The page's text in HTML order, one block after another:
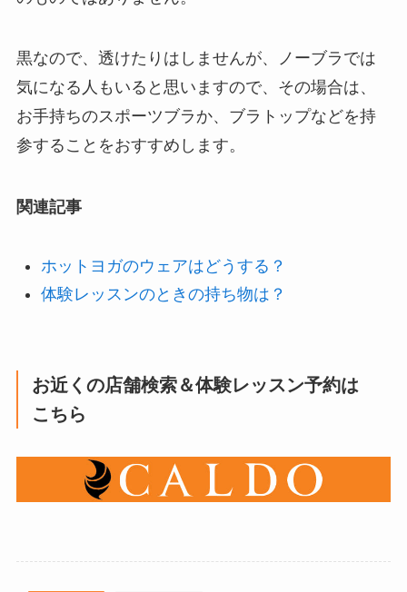
黒なので、透けたりはしませんが、ノーブラでは
気になる人もいると思いますので、その場合は、
お手持ちのスポーツブラか、ブラトップなどを持
参することをおすすめします。
関連記事
ホットヨガのウェアはどうする？
体験レッスンのときの持ち物は？
お近くの店舗検索＆体験レッスン予約は
こちら